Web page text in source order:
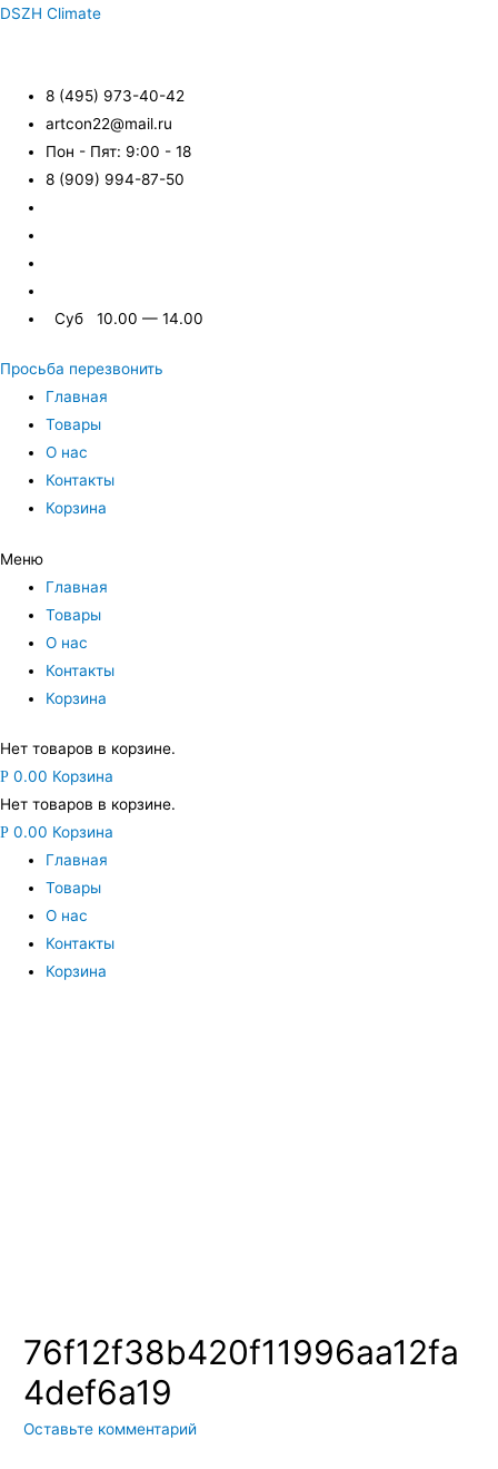
DSZH Climate
8 (495) 973-40-42
artcon22@mail.ru
Пон - Пят: 9:00 - 18
8 (909) 994-87-50
Суб 10.00 — 14.00
Просьба перезвонить
Главная
Товары
О нас
Контакты
Корзина
Меню
Главная
Товары
О нас
Контакты
Корзина
Нет товаров в корзине.
Р 0.00 Корзина
Нет товаров в корзине.
Р 0.00 Корзина
Главная
Товары
О нас
Контакты
Корзина
76f12f38b420f11996aa12fa
4def6a19
Оставьте комментарий